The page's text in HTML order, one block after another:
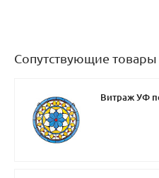
Сопутствующие товары
Витраж УФ